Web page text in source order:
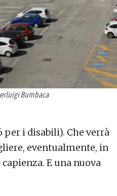
Bumbaca
per i disabili). Che verrà
eventualmente, in
E una nuova